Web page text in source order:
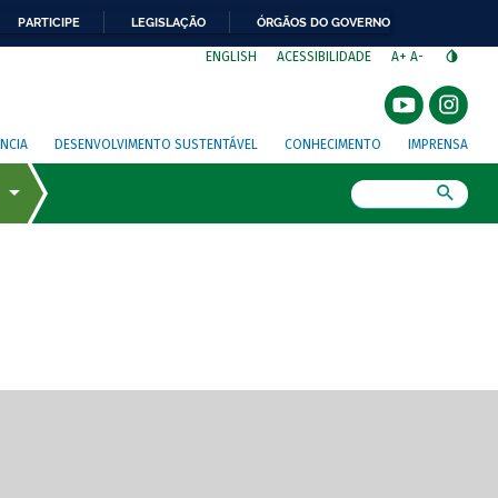
PARTICIPE LEGISLAÇÃO ÓRGÃOS DO GOVERNO
ENGLISH ACESSIBILIDADE A+ A-
DESENVOLVIMENTO SUSTENTÁVEL CONHECIMENTO IMPRENSA
de tela